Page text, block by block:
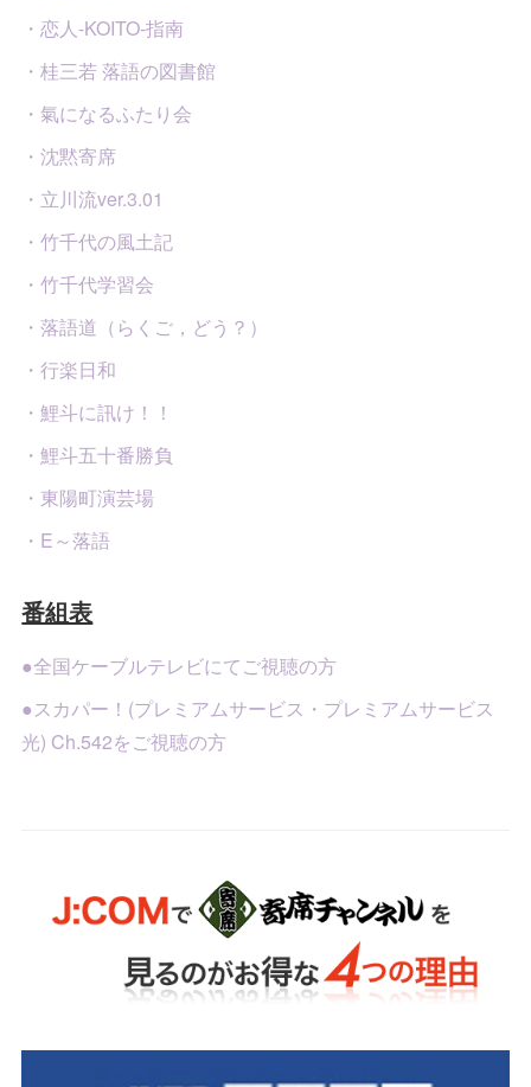
・恋人-KOITO-指南
・桂三若 落語の図書館
・氣になるふたり会
・沈黙寄席
・立川流ver.3.01
・竹千代の風土記
・竹千代学習会
・落語道（らくご，どう？）
・行楽日和
・鯉斗に訊け！！
・鯉斗五十番勝負
・東陽町演芸場
・E～落語
番組表
●全国ケーブルテレビにてご視聴の方
●スカパー！(プレミアムサービス・プレミアムサービス
光) Ch.542をご視聴の方